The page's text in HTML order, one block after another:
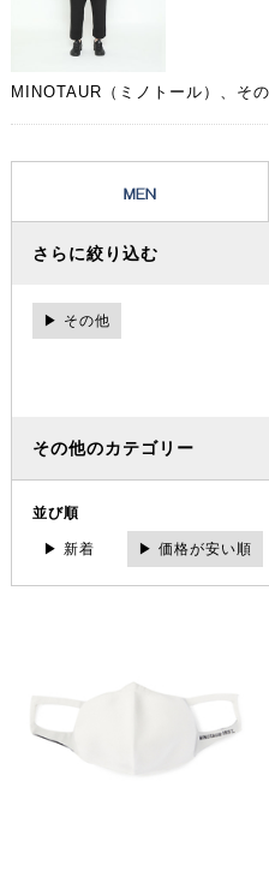
MINOTAUR（ミノトール）、そ
さらに絞り込む
▶ その他
その他のカテゴリー
並び順
▶ 新着 ▶ 価格が安い順